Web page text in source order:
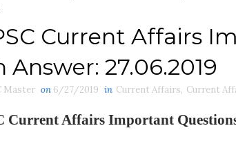
Current Affairs
27.06.2019
Master on 6/27/2019 in Current Affairs, Current
Current Affairs Important